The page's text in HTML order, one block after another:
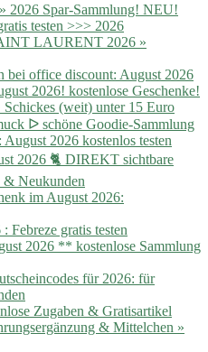
2026 Spar-Sammlung! NEU!
testen >>> 2026
LAURENT 2026 »
bei office discount: August 2026
2026! kostenlose Geschenke!
(weit) unter 15 Euro
ᐅ schöne Goodie-Sammlung
2026 kostenlos testen
2026 🐈 DIREKT sichtbare
& Neukunden
im August 2026:
Febreze gratis testen
2026 ** kostenlose Sammlung
für 2026: für
Zugaben & Gratisartikel
& Mittelchen »